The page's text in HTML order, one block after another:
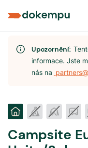
Upozornění:
informace. Jste
nás na
Campsite